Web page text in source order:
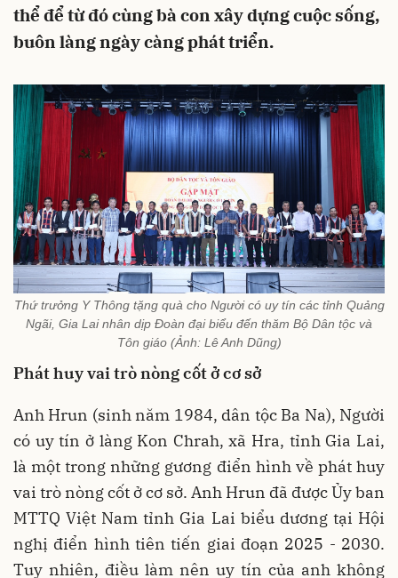
thể để từ đó cùng bà con xây dựng cuộc sống,
buôn làng ngày càng phát triển.
Thứ trưởng Y Thông tặng quà cho Người có uy tín các tỉnh Quảng
Ngãi, Gia Lai nhân dịp Đoàn đại biểu đến thăm Bộ Dân tộc và
Tôn giáo (Ảnh: Lê Anh Dũng)
Phát huy vai trò nòng cốt ở cơ sở
Anh Hrun (sinh năm 1984, dân tộc Ba Na), Người
có uy tín ở làng Kon Chrah, xã Hra, tỉnh Gia Lai,
là một trong những gương điển hình về phát huy
vai trò nòng cốt ở cơ sở. Anh Hrun đã được Ủy ban
MTTQ Việt Nam tỉnh Gia Lai biểu dương tại Hội
nghị điển hình tiên tiến giai đoạn 2025 - 2030.
Tuy nhiên, điều làm nên uy tín của anh không